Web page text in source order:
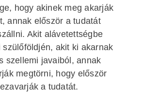
hogy akinek meg akarják
annak először a tudatát
Akit alávetettségbe
akit ki akarnak
szellemi javaiból, annak
megtörni, hogy először
a tudatát.